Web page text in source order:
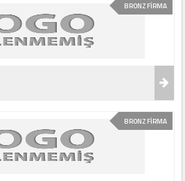
BRONZ FİRMA
BRONZ FİRMA